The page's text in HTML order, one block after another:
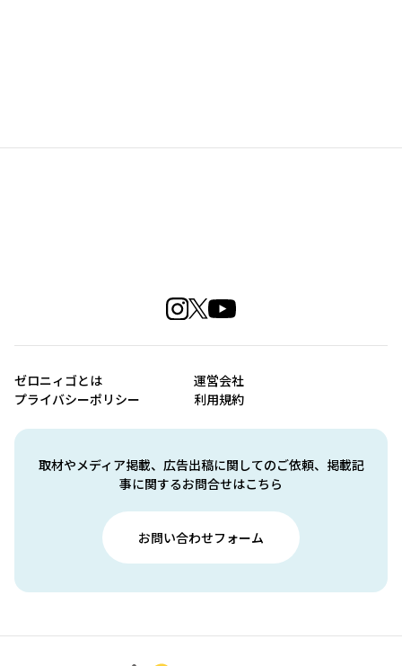
取材やメディア掲載、広告出稿に関してのご依頼、掲載記
事に関するお問合せはこちら
お問い合わせフォーム
ゼロニィゴとは
運営会社
プライバシーポリシー
利用規約